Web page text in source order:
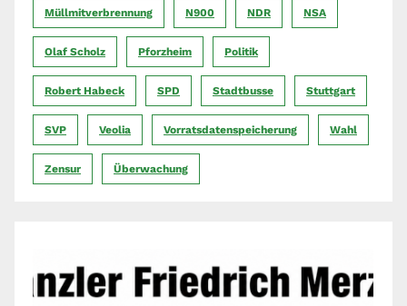
Müllmitverbrennung N900 NDR NSA
Olaf Scholz Pforzheim Politik
Robert Habeck SPD Stadtbusse Stuttgart
SVP Veolia Vorratsdatenspeicherung Wahl
Zensur Überwachung